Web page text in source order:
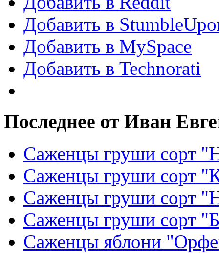
Добавить в
Добавить в MySpace
Добавить в Technorati
Последнее от Иван
Саженцы груши сорт
Саженцы груши сорт
Саженцы груши сорт
Саженцы груши сорт
Саженцы яблони